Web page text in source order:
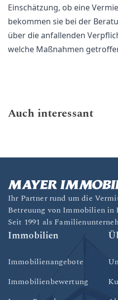
Einschätzung, ob eine
bekommen sie bei der
über die anfallenden
welche Maßnahmen
Auch interessant
Ihr Partner rund um die
Betreuung von Immobilien in
Seit 1991 als
Immobilien
Immobilienangebote
Immobilienbewertung